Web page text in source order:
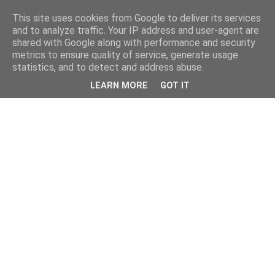
This site uses cookies from Google to deliver its services
and to analyze traffic. Your IP address and user-agent are
shared with Google along with performance and security
metrics to ensure quality of service, generate usage
statistics, and to detect and address abuse.
LEARN MORE GOT IT